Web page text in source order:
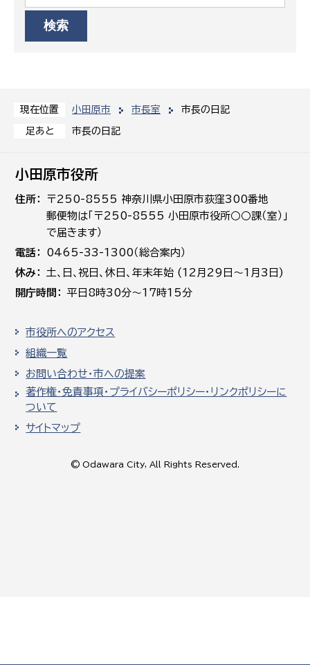
現在位置 小田原市 市長室 市長の日記
足あと 市長の日記
小田原市役所
住所
〒250-8555 神奈川県小田原市荻窪300番地
郵便物は「〒250-8555 小田原市役所○○課（室）」
で届きます）
電話
0465-33-1300（総合案内）
休み
土､日､祝日、休日、年末年始 (12月29日～1月3日)
開庁時間
平日8時30分～17時15分
市役所へのアクセス
組織一覧
お問い合わせ・市への提案
著作権・免責事項・プライバシーポリシー・リンクポリシーに
ついて
サイトマップ
© Odawara City, All Rights Reserved.